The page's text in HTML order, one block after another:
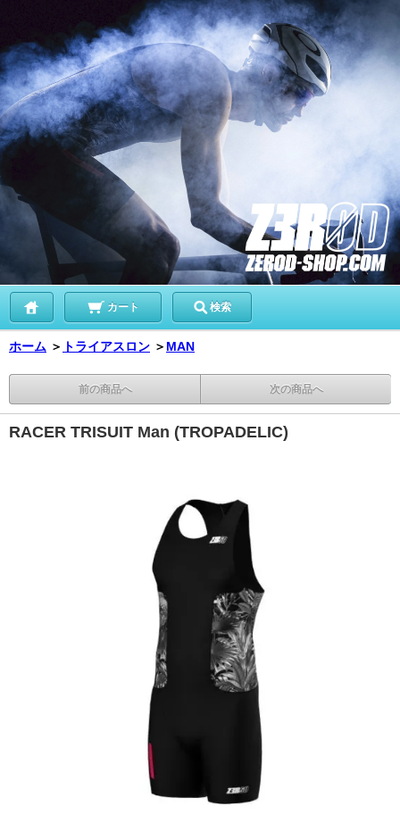
カート 検索
ホーム ＞ トライアスロン ＞ MAN
前の商品へ 次の商品へ
RACER TRISUIT Man (TROPADELIC)